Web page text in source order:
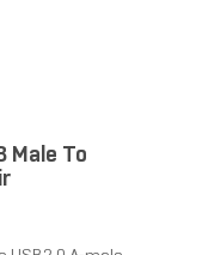
Male To